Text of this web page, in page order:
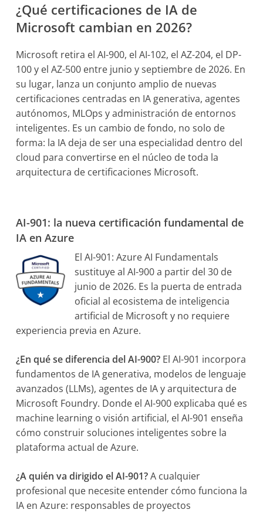
¿Qué certificaciones de IA de
Microsoft cambian en 2026?
Microsoft retira el AI-900, el AI-102, el AZ-204, el DP-
100 y el AZ-500 entre junio y septiembre de 2026. En
su lugar, lanza un conjunto amplio de nuevas
certificaciones centradas en IA generativa, agentes
autónomos, MLOps y administración de entornos
inteligentes. Es un cambio de fondo, no solo de
forma: la IA deja de ser una especialidad dentro del
cloud para convertirse en el núcleo de toda la
arquitectura de certificaciones Microsoft.
AI-901: la nueva certificación fundamental de
IA en Azure
El AI-901: Azure AI Fundamentals
sustituye al AI-900 a partir del 30 de
junio de 2026. Es la puerta de entrada
oficial al ecosistema de inteligencia
artificial de Microsoft y no requiere
experiencia previa en Azure.
¿En qué se diferencia del AI-900?El AI-901 incorpora
fundamentos de IA generativa, modelos de lenguaje
avanzados (LLMs), agentes de IA y arquitectura de
Microsoft Foundry. Donde el AI-900 explicaba qué es
machine learning o visión artificial, el AI-901 enseña
cómo construir soluciones inteligentes sobre la
plataforma actual de Azure.
¿A quién va dirigido el AI-901?A cualquier
profesional que necesite entender cómo funciona la
IA en Azure: responsables de proyectos